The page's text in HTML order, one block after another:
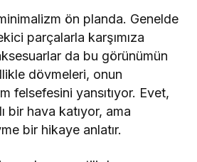
ön planda. Genelde
parçalarla karşımıza
da bu görünümün
dövmeleri, onun
felsefesini yansıtıyor. Evet,
bir hava katıyor, ama
bir hikaye anlatır.